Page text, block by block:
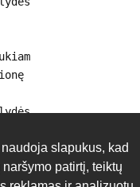
slapukus, kad
patirtį, teiktų